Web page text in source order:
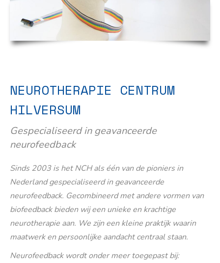
NEUROTHERAPIE CENTRUM
HILVERSUM
Gespecialiseerd in geavanceerde
neurofeedback
Sinds 2003 is het NCH als één van de pioniers in
Nederland gespecialiseerd in geavanceerde
neurofeedback. Gecombineerd met andere vormen van
biofeedback bieden wij een unieke en krachtige
neurotherapie aan. We zijn een kleine praktijk waarin
maatwerk en persoonlijke aandacht centraal staan.
Neurofeedback wordt onder meer toegepast bij: